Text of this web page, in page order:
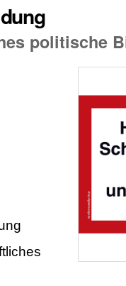
politische